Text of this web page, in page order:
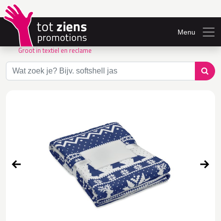
Groot in textiel en reclame
Menu